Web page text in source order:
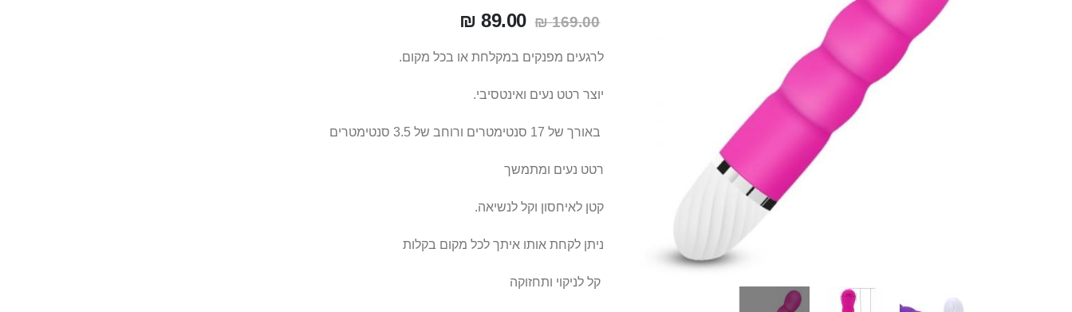
169.00 ₪
89.00 ₪
לרגעים מפנקים במקלחת או בכל מקום.
יוצר רטט נעים ואינטסיבי.
באורך של 17 סנטימטרים ורוחב של 3.5 סנטימטרים
רטט נעים ומתמשך
קטן לאיחסון וקל לנשיאה.
ניתן לקחת אותו איתך לכל מקום בקלות
קל לניקוי ותחזוקה